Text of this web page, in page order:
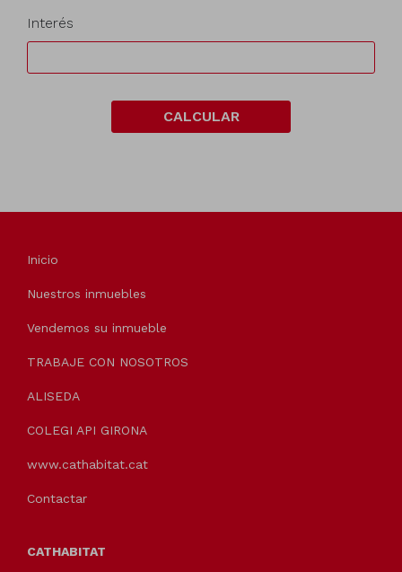
Interés
CALCULAR
Inicio
Nuestros inmuebles
Vendemos su inmueble
TRABAJE CON NOSOTROS
ALISEDA
COLEGI API GIRONA
www.cathabitat.cat
Contactar
CATHABITAT